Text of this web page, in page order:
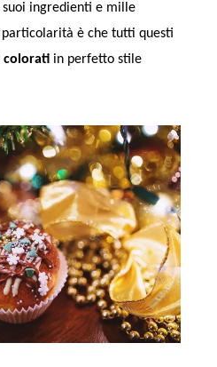
ingredienti e mille
è che tutti questi
coloratiin perfetto stile